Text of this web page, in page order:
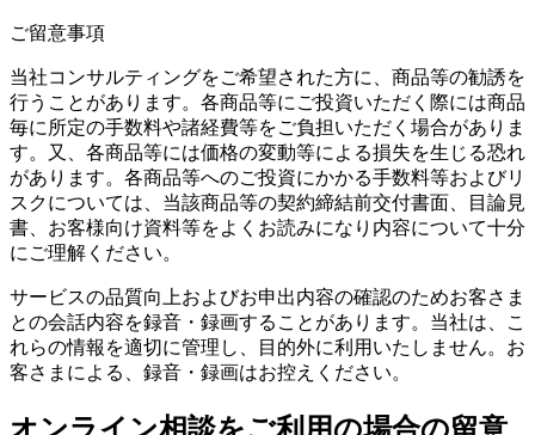
ご留意事項
当社コンサルティングをご希望された方に、商品等の勧誘を
行うことがあります。各商品等にご投資いただく際には商品
毎に所定の手数料や諸経費等をご負担いただく場合がありま
す。又、各商品等には価格の変動等による損失を生じる恐れ
があります。各商品等へのご投資にかかる手数料等およびリ
スクについては、当該商品等の契約締結前交付書面、目論見
書、お客様向け資料等をよくお読みになり内容について十分
にご理解ください。
サービスの品質向上およびお申出内容の確認のためお客さま
との会話内容を録音・録画することがあります。当社は、こ
れらの情報を適切に管理し、目的外に利用いたしません。お
客さまによる、録音・録画はお控えください。
オンライン相談をご利用の場合の留意